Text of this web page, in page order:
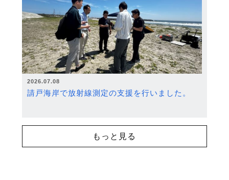
2026.07.08
請戸海岸で放射線測定の支援を行いました。
もっと見る